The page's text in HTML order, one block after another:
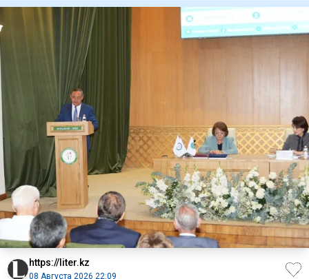
https://liter.kz
08 Августа 2026 22:09